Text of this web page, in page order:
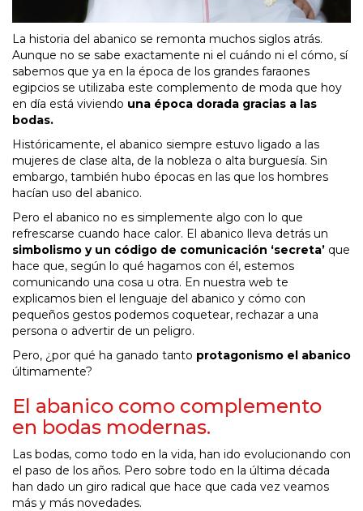
La historia del abanico se remonta muchos siglos atrás.
Aunque no se sabe exactamente ni el cuándo ni el cómo, sí
sabemos que ya en la época de los grandes faraones
egipcios se utilizaba este complemento de moda que hoy
en día está viviendo una época dorada gracias a las
bodas.
Históricamente, el abanico siempre estuvo ligado a las
mujeres de clase alta, de la nobleza o alta burguesía. Sin
embargo, también hubo épocas en las que los hombres
hacían uso del abanico.
Pero el abanico no es simplemente algo con lo que
refrescarse cuando hace calor. El abanico lleva detrás un
simbolismo y un código de comunicación ‘secreta’ que
hace que, según lo qué hagamos con él, estemos
comunicando una cosa u otra. En nuestra web te
explicamos bien el lenguaje del abanico y cómo con
pequeños gestos podemos coquetear, rechazar a una
persona o advertir de un peligro.
Pero, ¿por qué ha ganado tanto protagonismo el abanico
últimamente?
El abanico como complemento
en bodas modernas.
Las bodas, como todo en la vida, han ido evolucionando con
el paso de los años. Pero sobre todo en la última década
han dado un giro radical que hace que cada vez veamos
más y más novedades.